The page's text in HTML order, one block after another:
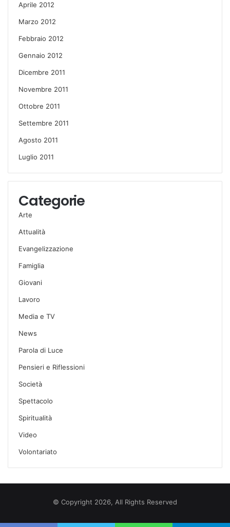
Aprile 2012
Marzo 2012
Febbraio 2012
Gennaio 2012
Dicembre 2011
Novembre 2011
Ottobre 2011
Settembre 2011
Agosto 2011
Luglio 2011
Categorie
Arte
Attualità
Evangelizzazione
Famiglia
Giovani
Lavoro
Media e TV
News
Parola di Luce
Pensieri e Riflessioni
Società
Spettacolo
Spiritualità
Video
Volontariato
© Copyright 2026, All Rights Reserved